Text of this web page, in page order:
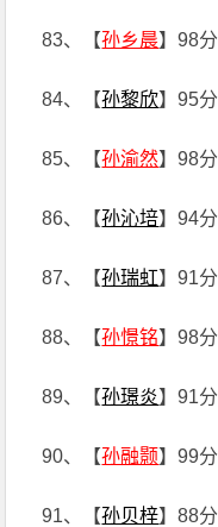
83、【孙乡晨】98分
84、【孙黎欣】95分
85、【孙渝然】98分
86、【孙沁培】94分
87、【孙瑞虹】91分
88、【孙憬铭】98分
89、【孙璟炎】91分
90、【孙融颢】99分
91、【孙贝梓】88分